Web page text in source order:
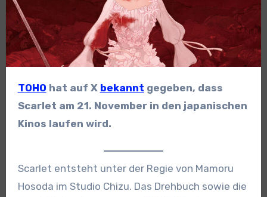
TOHO hat auf X bekannt gegeben, dass
Scarlet am 21. November in den japanischen
Kinos laufen wird.
Scarlet entsteht unter der Regie von Mamoru
Hosoda im Studio Chizu. Das Drehbuch sowie die